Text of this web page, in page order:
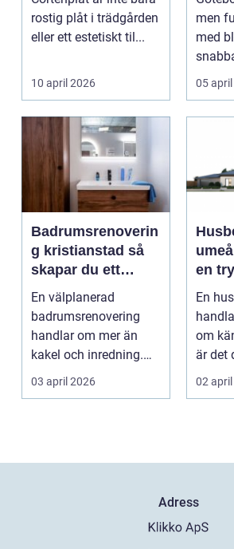
rostig plåt i trädgården
eller ett estetiskt til...
10 april 2026
men
med
och
05
Badrumsrenoverin
g kristianstad så
skapar du ett
funktionellt och
hållbart badrum
En välplanerad
badrumsrenovering
handlar om mer än
kakel och inredning.
För många hushåll
runt Krist...
03 april 2026
umeå så skapar du
en
En
om
är det
02
Adress